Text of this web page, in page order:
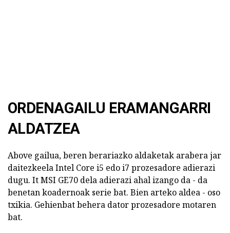
ORDENAGAILU ERAMANGARRI
ALDATZEA
Above gailua, beren berariazko aldaketak arabera jar
daitezkeela Intel Core i5 edo i7 prozesadore adierazi
dugu. It MSI GE70 dela adierazi ahal izango da - da
benetan koadernoak serie bat. Bien arteko aldea - oso
txikia. Gehienbat behera dator prozesadore motaren
bat.